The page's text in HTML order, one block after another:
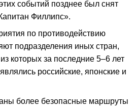
событий позднее был снят
Филлипс».
по противодействию
подразделения иных стран,
которых за последние 5–6 лет
российские, японские и
более безопасные маршруты